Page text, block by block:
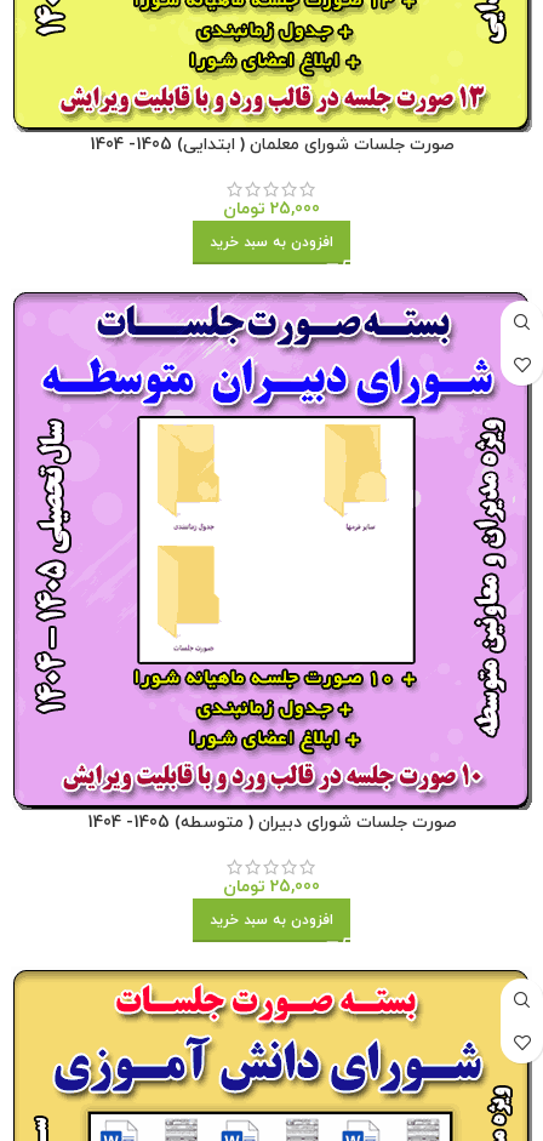
صورت جلسات شورای معلمان ( ابتدایی) 1405- 1404
25,000 تومان
افزودن به سبد خرید
صورت جلسات شورای دبیران ( متوسطه) 1405- 1404
25,000 تومان
افزودن به سبد خرید